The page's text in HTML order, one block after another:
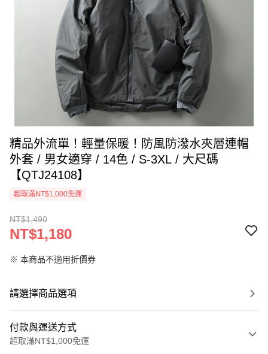
精品外流單！輕量保暖！防風防潑水夾層連帽
外套 / 男女適穿 / 14色 / S-3XL / 大尺碼
【QTJ24108】
超取滿NT$1,000免運
NT$1,490
NT$1,180
※ 本商品不適用折價券
請選擇商品選項
付款與運送方式
超取滿NT$1,000免運